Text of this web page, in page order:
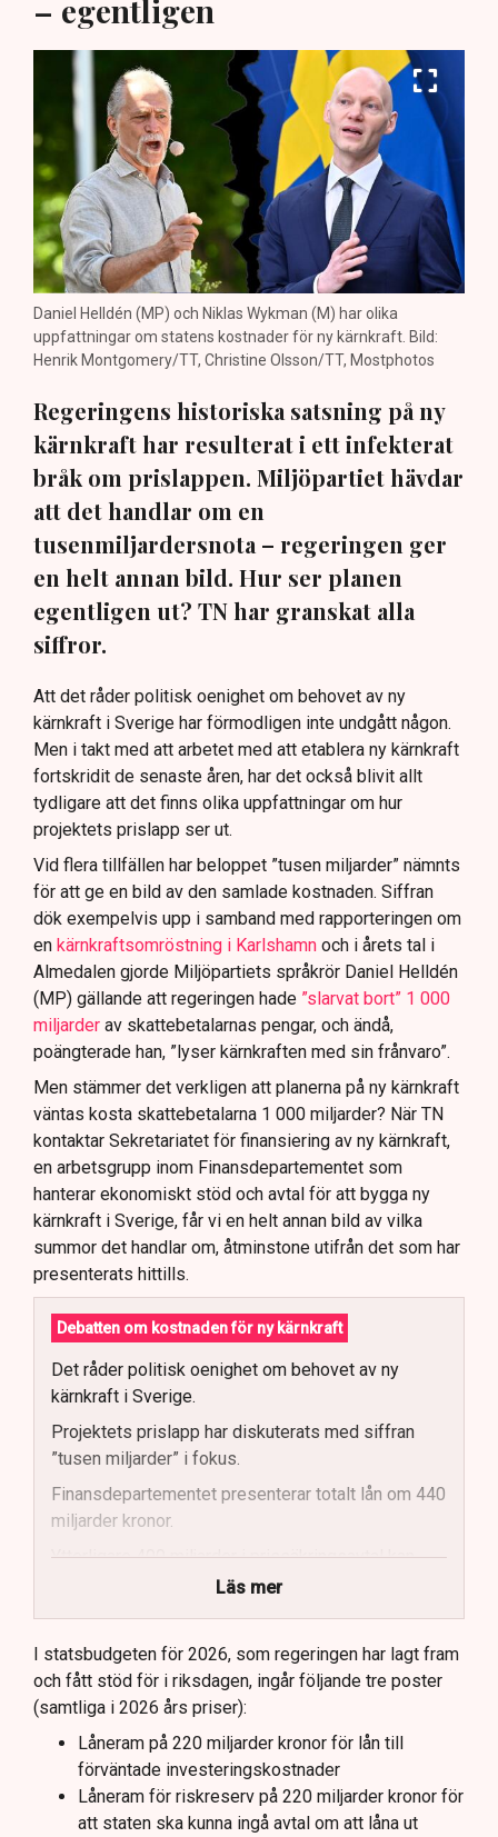
– egentligen
Daniel Helldén (MP) och Niklas Wykman (M) har olika
uppfattningar om statens kostnader för ny kärnkraft. Bild:
Henrik Montgomery/TT, Christine Olsson/TT, Mostphotos
Regeringens historiska satsning på ny
kärnkraft har resulterat i ett infekterat
bråk om prislappen. Miljöpartiet hävdar
att det handlar om en
tusenmiljardersnota – regeringen ger
en helt annan bild. Hur ser planen
egentligen ut? TN har granskat alla
siffror.
Att det råder politisk oenighet om behovet av ny
kärnkraft i Sverige har förmodligen inte undgått någon.
Men i takt med att arbetet med att etablera ny kärnkraft
fortskridit de senaste åren, har det också blivit allt
tydligare att det finns olika uppfattningar om hur
projektets prislapp ser ut.
Vid flera tillfällen har beloppet ”tusen miljarder” nämnts
för att ge en bild av den samlade kostnaden. Siffran
dök exempelvis upp i samband med rapporteringen om
en kärnkraftsomröstning i Karlshamn och i årets tal i
Almedalen gjorde Miljöpartiets språkrör Daniel Helldén
(MP) gällande att regeringen hade ”slarvat bort” 1 000
miljarder av skattebetalarnas pengar, och ändå,
poängterade han, ”lyser kärnkraften med sin frånvaro”.
Men stämmer det verkligen att planerna på ny kärnkraft
väntas kosta skattebetalarna 1 000 miljarder? När TN
kontaktar Sekretariatet för finansiering av ny kärnkraft,
en arbetsgrupp inom Finansdepartementet som
hanterar ekonomiskt stöd och avtal för att bygga ny
kärnkraft i Sverige, får vi en helt annan bild av vilka
summor det handlar om, åtminstone utifrån det som har
presenterats hittills.
Debatten om kostnaden för ny kärnkraft
Det råder politisk oenighet om behovet av ny
kärnkraft i Sverige.
Projektets prislapp har diskuterats med siffran
”tusen miljarder” i fokus.
Finansdepartementet presenterar totalt lån om 440
miljarder kronor.
Ytterligare 400 miljarder i prissäkringsavtal kan
påverka statens kostnader.
Totala uppskattade kostnader inkluderar bland
annat möjliga kostnader för slutförvar.
Regeringen och Miljöpartiet har olika syn på
investeringens nödvändighet.
Läs mer
I statsbudgeten för 2026, som regeringen har lagt fram
och fått stöd för i riksdagen, ingår följande tre poster
(samtliga i 2026 års priser):
Låneram på 220 miljarder kronor för lån till
förväntade investeringskostnader
Låneram för riskreserv på 220 miljarder kronor för
att staten ska kunna ingå avtal om att låna ut